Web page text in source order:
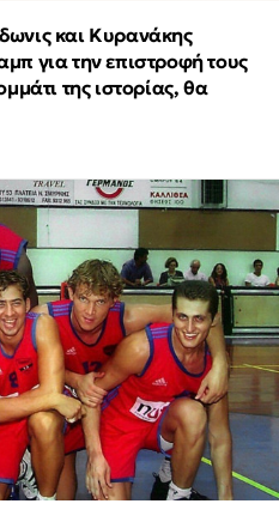
και Κυρανάκης
για την επιστροφή τους
της ιστορίας, θα